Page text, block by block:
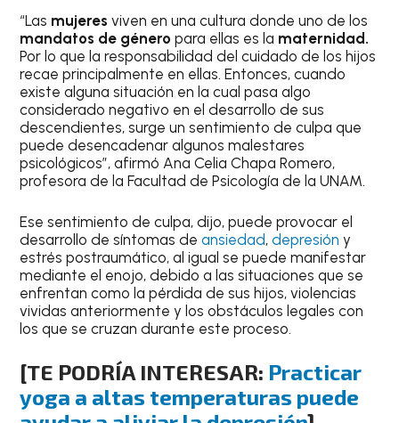
“Las mujeres viven en una cultura donde uno de los
mandatos de géneropara ellas es la maternidad.
Por lo que la responsabilidad del cuidado de los hijos
recae principalmente en ellas. Entonces, cuando
existe alguna situación en la cual pasa algo
considerado negativo en el desarrollo de sus
descendientes, surge un sentimiento de culpa que
puede desencadenar algunos malestares
psicológicos”, afirmó Ana Celia Chapa Romero,
profesora de la Facultad de Psicología de la UNAM.
Ese sentimiento de culpa, dijo, puede provocar el
desarrollo de síntomas deansiedad,depresión y
estrés postraumático, al igual se puede manifestar
mediante el enojo, debido a las situaciones que se
enfrentan como la pérdida de sus hijos, violencias
vividas anteriormente y los obstáculos legales con
los que se cruzan durante este proceso.
[TE PODRÍA INTERESAR: Practicar
yoga a altas temperaturas puede